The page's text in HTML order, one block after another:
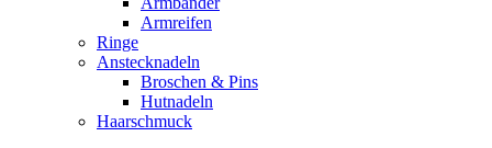
Armreifen
Ringe
Anstecknadeln
Broschen & Pins
Hutnadeln
Haarschmuck